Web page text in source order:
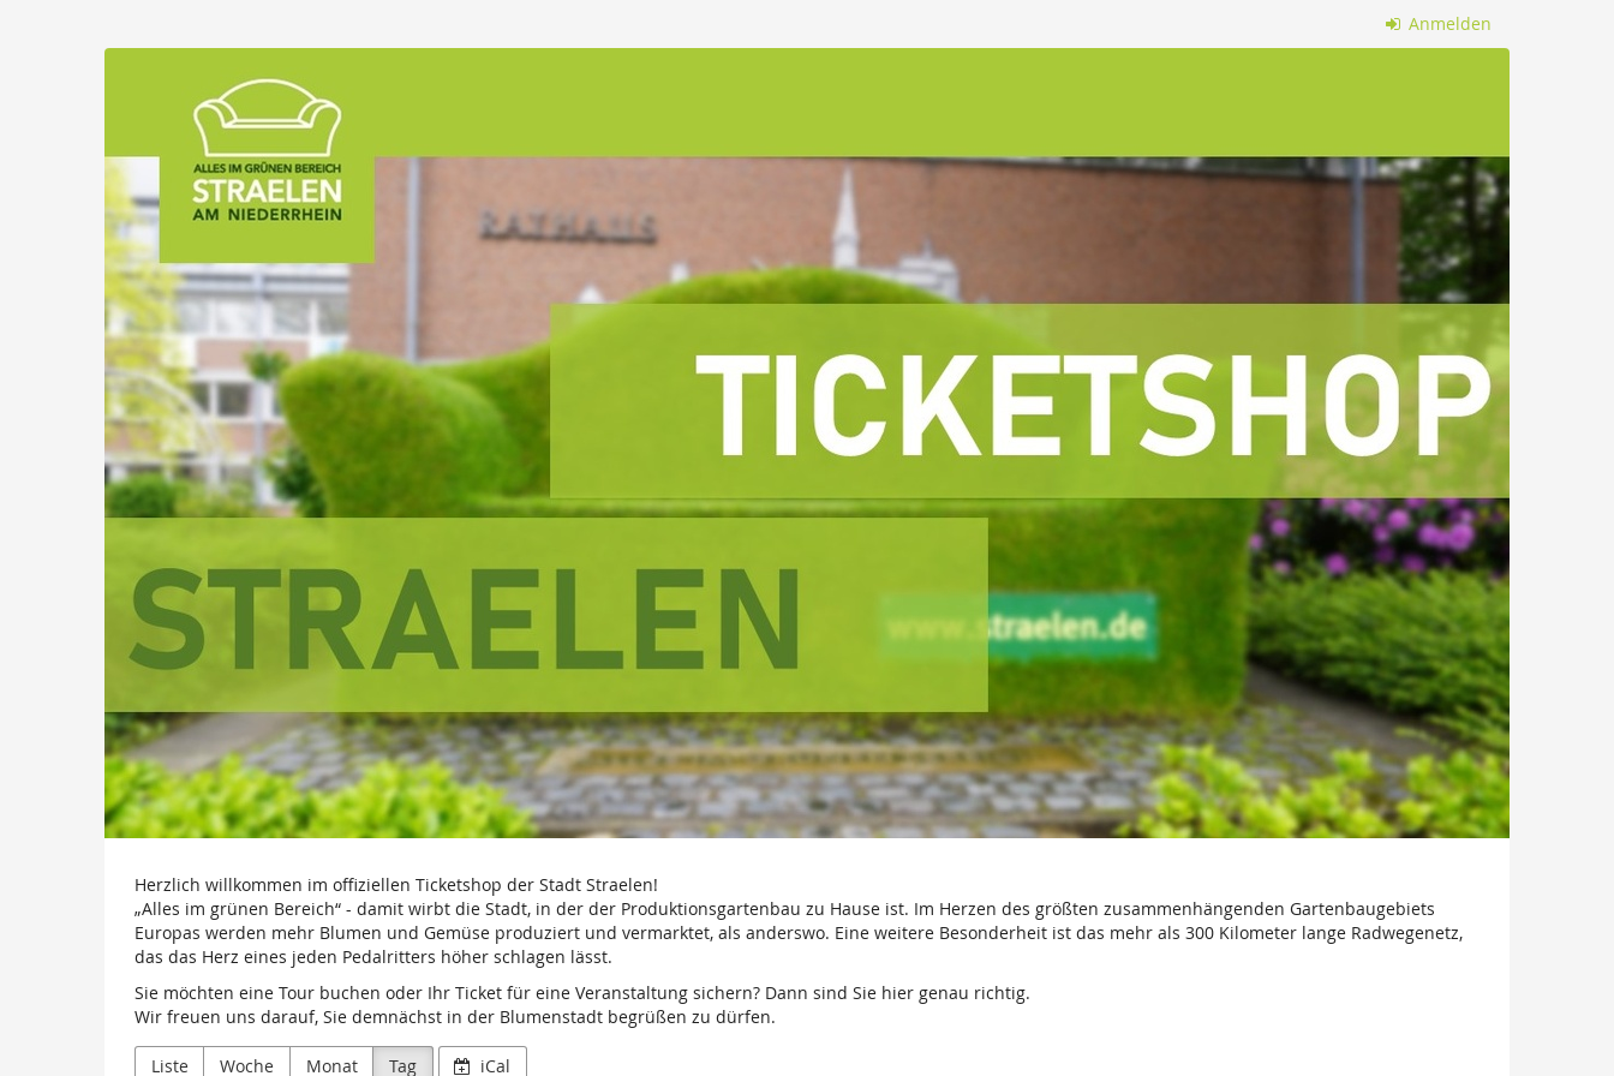
Anmelden
Stadt
Straelen
Herzlich willkommen im offiziellen Ticketshop der Stadt Straelen!
„Alles im grünen Bereich“ - damit wirbt die Stadt, in der der Produktionsgartenbau zu Hause ist. Im Herzen des größten zusammenhängenden Gartenbaugebiets
Europas werden mehr Blumen und Gemüse produziert und vermarktet, als anderswo. Eine weitere Besonderheit ist das mehr als 300 Kilometer lange Radwegenetz,
das das Herz eines jeden Pedalritters höher schlagen lässt.
Sie möchten eine Tour buchen oder Ihr Ticket für eine Veranstaltung sichern? Dann sind Sie hier genau richtig.
Wir freuen uns darauf, Sie demnächst in der Blumenstadt begrüßen zu dürfen.
Liste Woche Monat Tag iCal